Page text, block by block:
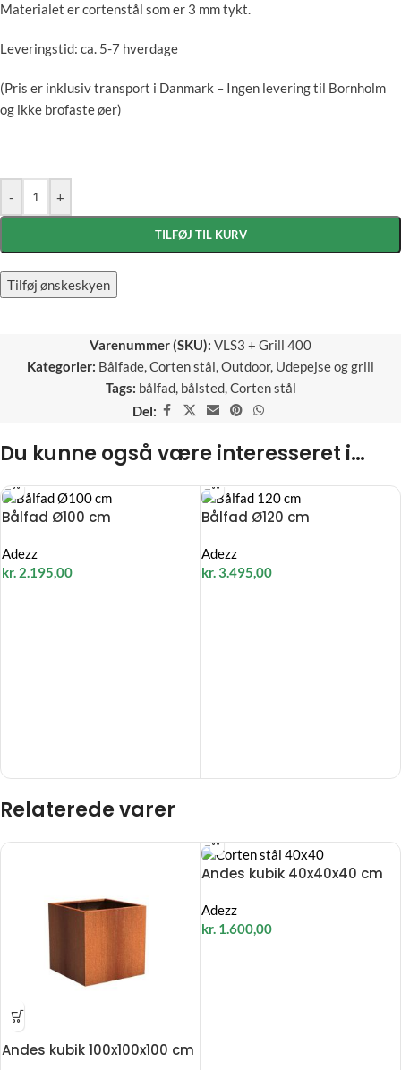
Materialet er cortenstål som er 3 mm tykt.
Leveringstid: ca. 5-7 hverdage
(Pris er inklusiv transport i Danmark – Ingen levering til Bornholm
og ikke brofaste øer)
- +
TILFØJ TIL KURV
Tilføj ønskeskyen
Varenummer (SKU): VLS3 + Grill 400
Kategorier: Bålfade,Corten stål,Outdoor, Udepejse og grill
Tags: bålfad, bålsted,Corten stål
Del:
Du kunne også være interesseret i…
Bålfad Ø100 cm
Adezz
kr. 2.195,00
Bålfad Ø120 cm
Adezz
kr.3.495,00
Relaterede varer
Andes kubik 100x100x100 cm
Andes kubik 40x40x40 cm
Adezz
kr. 1.600,00